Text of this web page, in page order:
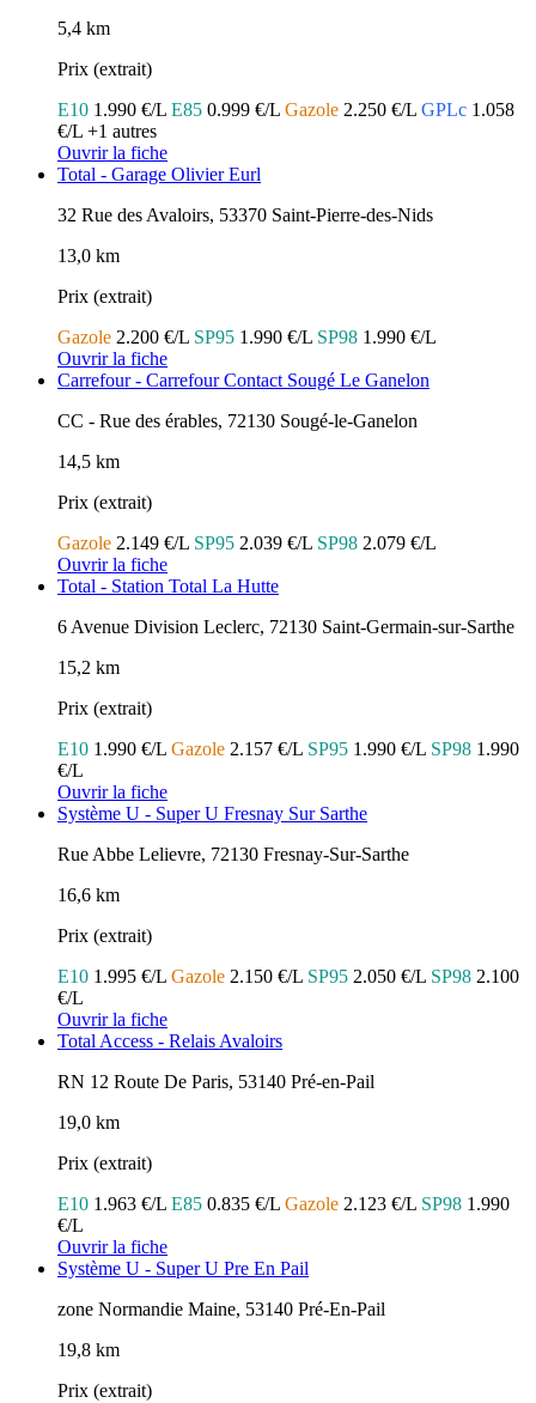
5,4 km
Prix (extrait)
E10 1.990 €/L E85 0.999 €/L Gazole 2.250 €/L GPLc 1.058
€/L +1 autres
Ouvrir la fiche
Total - Garage Olivier Eurl
32 Rue des Avaloirs, 53370 Saint-Pierre-des-Nids
13,0 km
Prix (extrait)
Gazole 2.200 €/L SP95 1.990 €/L SP98 1.990 €/L
Ouvrir la fiche
Carrefour - Carrefour Contact Sougé Le Ganelon
CC - Rue des érables, 72130 Sougé-le-Ganelon
14,5 km
Prix (extrait)
Gazole 2.149 €/L SP95 2.039 €/L SP98 2.079 €/L
Ouvrir la fiche
Total - Station Total La Hutte
6 Avenue Division Leclerc, 72130 Saint-Germain-sur-Sarthe
15,2 km
Prix (extrait)
E10 1.990 €/L Gazole 2.157 €/L SP95 1.990 €/L SP98 1.990
€/L
Ouvrir la fiche
Système U - Super U Fresnay Sur Sarthe
Rue Abbe Lelievre, 72130 Fresnay-Sur-Sarthe
16,6 km
Prix (extrait)
E10 1.995 €/L Gazole 2.150 €/L SP95 2.050 €/L SP98 2.100
€/L
Ouvrir la fiche
Total Access - Relais Avaloirs
RN 12 Route De Paris, 53140 Pré-en-Pail
19,0 km
Prix (extrait)
E10 1.963 €/L E85 0.835 €/L Gazole 2.123 €/L SP98 1.990
€/L
Ouvrir la fiche
Système U - Super U Pre En Pail
zone Normandie Maine, 53140 Pré-En-Pail
19,8 km
Prix (extrait)